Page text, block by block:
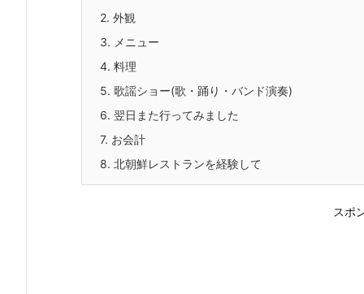
2. 外観
3. メニュー
4. 料理
5. 歌謡ショー(歌・踊り・バンド演奏)
6. 翌日また行ってみました
7. お会計
8. 北朝鮮レストランを経験して
スポ